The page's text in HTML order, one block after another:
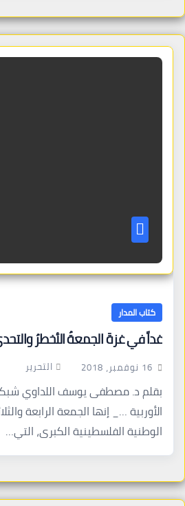
كتاب المدار
غداً في غزةَ الجمعةُ الأخطرُ
16 نوفمبر، 2018 التحرير
بقلم د. مصطفى يوسف اللداوي شبكة
الأوربية …_ إنها الجمعة الرابعة
الوطنية الفلسطينية الكبرى، التي…